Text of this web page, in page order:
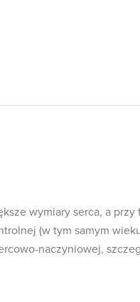
wymiary serca, a przy
(w tym samym
naczyniowej,